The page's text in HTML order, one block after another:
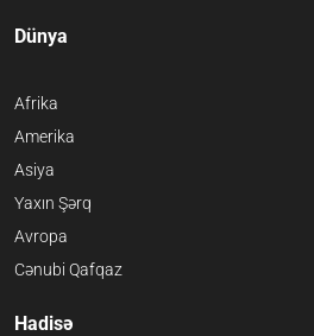
Dünya
Afrika
Amerika
Asiya
Yaxın Şərq
Avropa
Cənubi Qafqaz
Hadisə